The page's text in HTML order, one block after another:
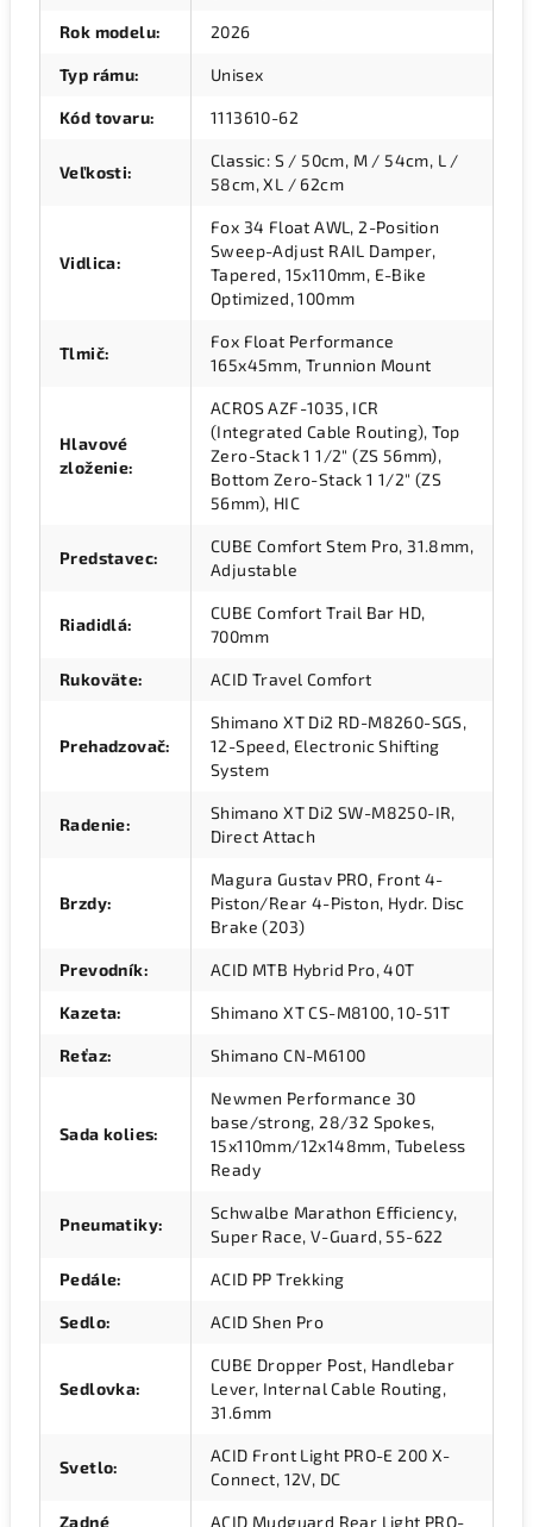
Rok modelu: 2026
Typ rámu: Unisex
Kód tovaru: 1113610-62
Veľkosti:
Classic: S / 50cm, M / 54cm, L /
58cm, XL / 62cm
Vidlica:
Fox 34 Float AWL, 2-Position
Sweep-Adjust RAIL Damper,
Tapered, 15x110mm, E-Bike
Optimized, 100mm
Tlmič:
Fox Float Performance
165x45mm, Trunnion Mount
Hlavové
zloženie:
ACROS AZF-1035, ICR
(Integrated Cable Routing), Top
Zero-Stack 1 1/2" (ZS 56mm),
Bottom Zero-Stack 1 1/2" (ZS
56mm), HIC
Predstavec:
CUBE Comfort Stem Pro, 31.8mm,
Adjustable
Riadidlá:
CUBE Comfort Trail Bar HD,
700mm
Rukoväte: ACID Travel Comfort
Prehadzovač:
Shimano XT Di2 RD-M8260-SGS,
12-Speed, Electronic Shifting
System
Radenie:
Shimano XT Di2 SW-M8250-IR,
Direct Attach
Brzdy:
Magura Gustav PRO, Front 4-
Piston/Rear 4-Piston, Hydr. Disc
Brake (203)
Prevodník: ACID MTB Hybrid Pro, 40T
Kazeta: Shimano XT CS-M8100, 10-51T
Reťaz: Shimano CN-M6100
Sada kolies:
Newmen Performance 30
base/strong, 28/32 Spokes,
15x110mm/12x148mm, Tubeless
Ready
Pneumatiky:
Schwalbe Marathon Efficiency,
Super Race, V-Guard, 55-622
Pedále: ACID PP Trekking
Sedlo: ACID Shen Pro
Sedlovka:
CUBE Dropper Post, Handlebar
Lever, Internal Cable Routing,
31.6mm
Svetlo:
ACID Front Light PRO-E 200 X-
Connect, 12V, DC
Zadné ACID Mudguard Rear Light PRO-